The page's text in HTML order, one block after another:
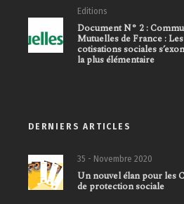
Editions
Document N° 2 :
Mutuelles de France :
cotisations sociales
la plus élémentaire
DERNIERS ARTICLES
35 - Novembre 2020
Un nouvel élan pour les
de protection sociale